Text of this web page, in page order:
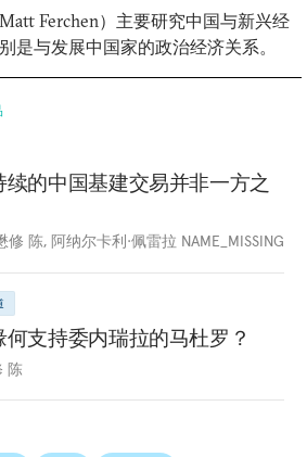
Ferchen）主要研究中国与新兴经
是与发展中国家的政治经济关系。
续的中国基建交易并非一方之
修 陈, 阿纳尔卡利·佩雷拉 NAME_MISSING
何支持委内瑞拉的马杜罗？
陈